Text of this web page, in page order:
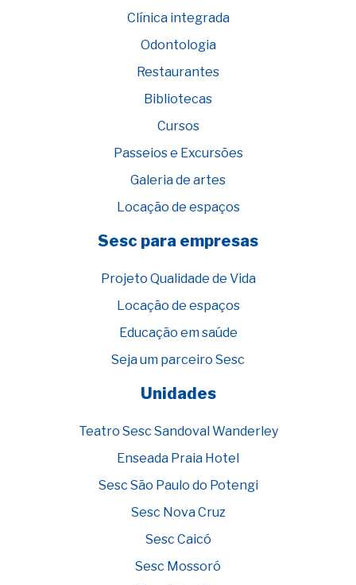
Clínica integrada
Odontologia
Restaurantes
Bibliotecas
Cursos
Passeios e Excursões
Galeria de artes
Locação de espaços
Sesc para empresas
Projeto Qualidade de Vida
Locação de espaços
Educação em saúde
Seja um parceiro Sesc
Unidades
Teatro Sesc Sandoval Wanderley
Enseada Praia Hotel
Sesc São Paulo do Potengi
Sesc Nova Cruz
Sesc Caicó
Sesc Mossoró